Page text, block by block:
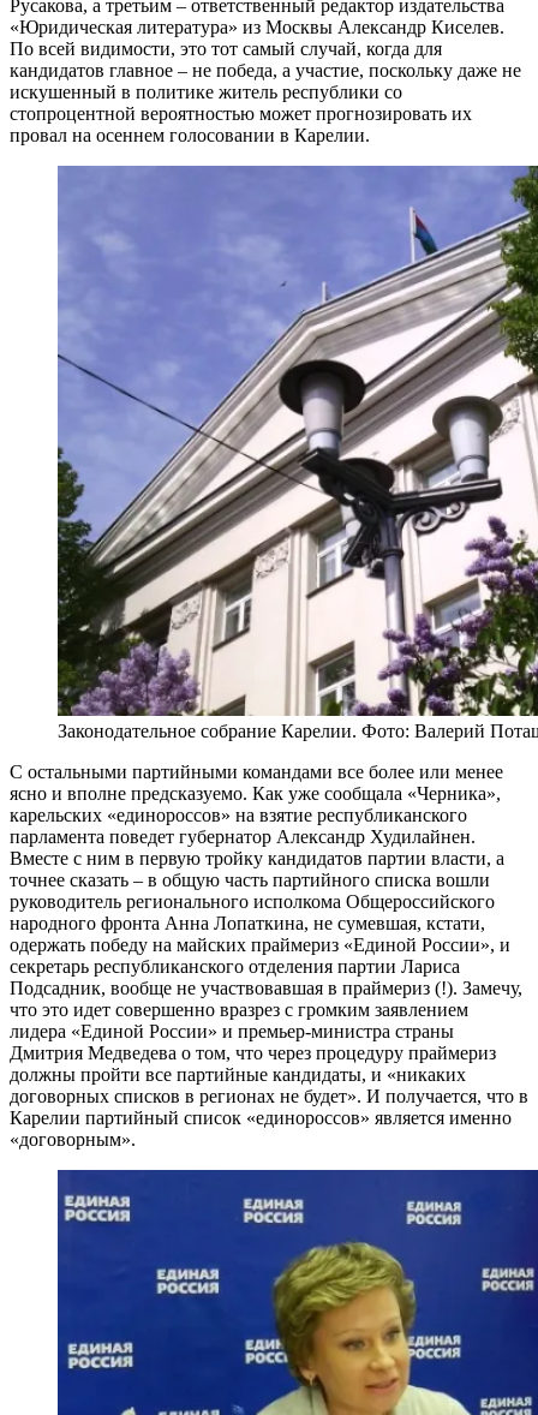
Русакова, а третьим – ответственный редактор издательства
«Юридическая литература» из Москвы Александр Киселев.
По всей видимости, это тот самый случай, когда для
кандидатов главное – не победа, а участие, поскольку даже не
искушенный в политике житель республики со
стопроцентной вероятностью может прогнозировать их
провал на осеннем голосовании в Карелии.
Законодательное собрание Карелии. Фото: Валерий
С остальными партийными командами все более или менее
ясно и вполне предсказуемо. Как уже сообщала «Черника»,
карельских «единороссов» на взятие республиканского
парламента поведет губернатор Александр Худилайнен.
Вместе с ним в первую тройку кандидатов партии власти, а
точнее сказать – в общую часть партийного списка вошли
руководитель регионального исполкома Общероссийского
народного фронта Анна Лопаткина, не сумевшая, кстати,
одержать победу на майских праймериз «Единой России», и
секретарь республиканского отделения партии Лариса
Подсадник, вообще не участвовавшая в праймериз (!). Замечу,
что это идет совершенно вразрез с громким заявлением
лидера «Единой России» и премьер-министра страны
Дмитрия Медведева о том, что через процедуру праймериз
должны пройти все партийные кандидаты, и «никаких
договорных списков в регионах не будет». И получается, что в
Карелии партийный список «единороссов» является именно
«договорным».